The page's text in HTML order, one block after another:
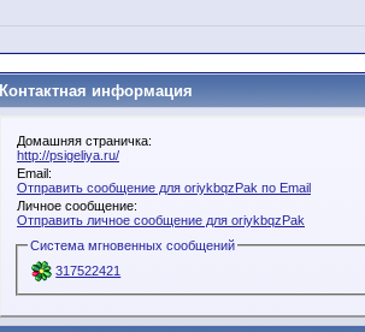
Контактная информация
Домашняя страничка:
http://psigeliya.ru/
Email:
Отправить сообщение для oriykbqzPak по Email
Личное сообщение:
Отправить личное сообщение для oriykbqzPak
Система мгновенных сообщений
317522421